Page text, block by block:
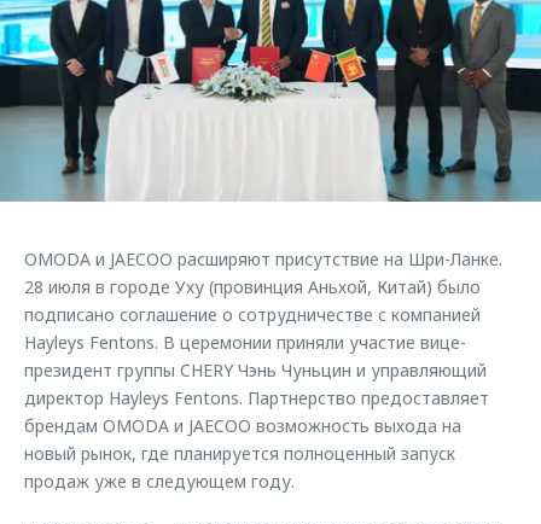
Страхование
Кредитный калькулятор
Аксессуары
Одежда и сувениры
Оригинальные аксессуары
Трейд-ин
Калькулятор трейд-ин
Клиентская поддержка
O&J Автоклуб
Клуб владельцев OMODA
Приложение O&J
Аксессуары
Оригинальные аксессуары
Запчасти
Обратная связь
OMODA и JAECOO расширяют присутствие на Шри-Ланке.
28 июля в городе Уху (провинция Аньхой, Китай) было
подписано соглашение о сотрудничестве с компанией
Hayleys Fentons. В церемонии приняли участие вице-
президент группы CHERY Чэнь Чуньцин и управляющий
директор Hayleys Fentons. Партнерство предоставляет
брендам OMODA и JAECOO возможность выхода на
новый рынок, где планируется полноценный запуск
продаж уже в следующем году.